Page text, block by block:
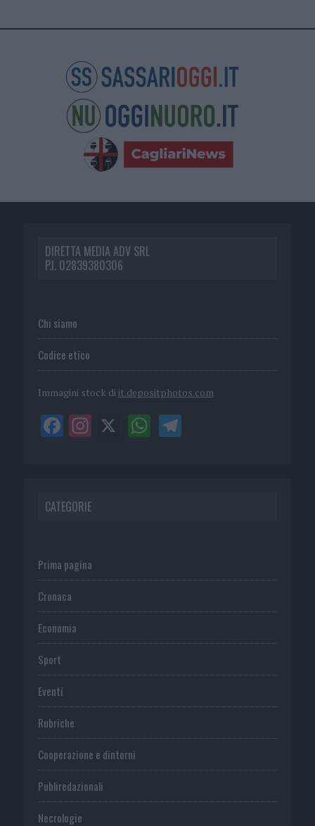
DIRETTA MEDIA ADV SRL
P.I. 02839380306
Chi siamo
Codice etico
Immagini stock di it.depositphotos.com
CATEGORIE
Prima pagina
Cronaca
Economia
Sport
Eventi
Rubriche
Cooperazione e dintorni
Publiredazionali
Necrologie